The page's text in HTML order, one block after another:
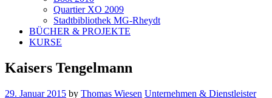
Quartier XO 2009
Stadtbibliothek MG-Rheydt
BÜCHER & PROJEKTE
KURSE
Kaisers Tengelmann
29. Januar 2015 by Thomas Wiesen Unternehmen & Dienstleister